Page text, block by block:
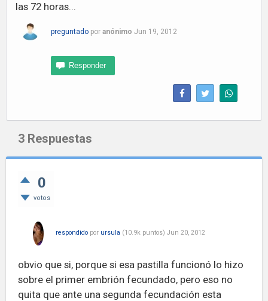
las 72 horas...
preguntado por anónimo Jun 19, 2012
3 Respuestas
0
votos
respondido por ursula (10.9k puntos) Jun 20, 2012
obvio que si, porque si esa pastilla funcionó lo hizo
sobre el primer embrión fecundado, pero eso no
quita que ante una segunda fecundación esta